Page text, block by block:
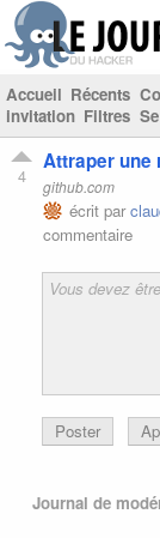
Accueil Récents
invitation Filtres
4
Attraper une
github.com
écrit par
commentaire
Poster
Journal de